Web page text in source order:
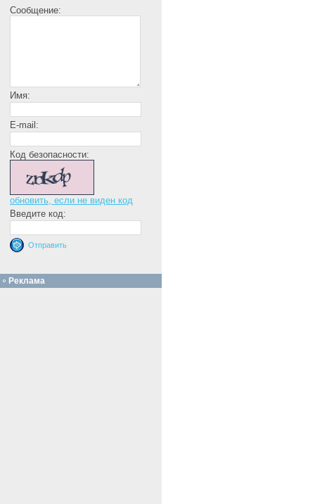
Сообщение:
Имя:
E-mail:
Код безопасности:
обновить, если не виден код
Введите код:
Реклама